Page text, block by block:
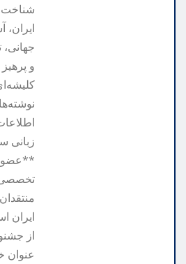
شناخت
ایران،
و
زبانی
ایران
از
عنوان